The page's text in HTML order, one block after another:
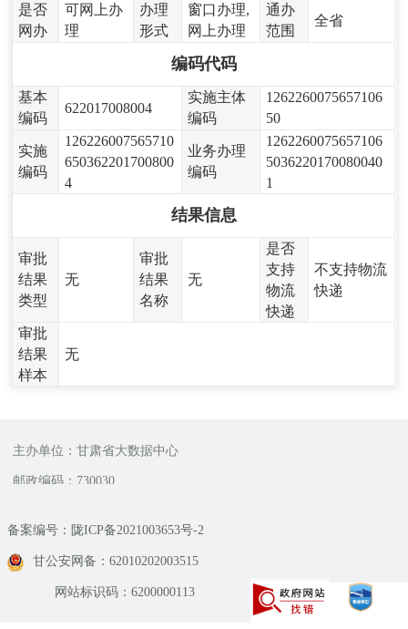
是否
网办
可网上办
理
办理
形式
窗口办理,
网上办理
通办
范围
全省
编码代码
基本
编码
622017008004
实施主体
编码
1262260075657106
50
实施
编码
126226007565710
650362201700800
4
业务办理
编码
1262260075657106
5036220170080040
1
结果信息
审批
结果
类型
无
审批
结果
名称
无
是否
支持
物流
快递
不支持物流
快递
审批
结果
样本
无
主办单位：甘肃省大数据中心
邮政编码：730030
备案编号：陇ICP备2021003653号-2
甘公安网备：62010202003515
网站标识码：6200000113